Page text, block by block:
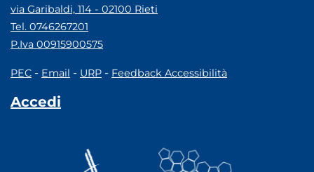
via Garibaldi, 114 - 02100 Rieti
Tel. 0746267201
P.Iva 00915900575
PEC - Email - URP - Feedback Accessibilità
Accedi